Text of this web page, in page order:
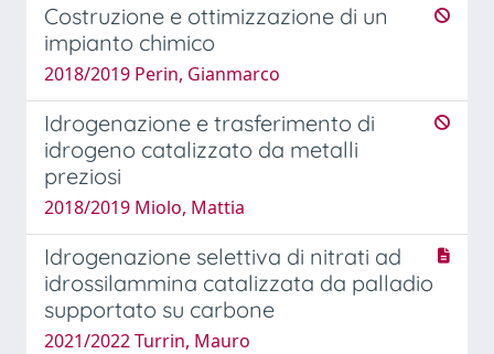
Costruzione e ottimizzazione di un
impianto chimico
2018/2019 Perin, Gianmarco
Idrogenazione e trasferimento di
idrogeno catalizzato da metalli
preziosi
2018/2019 Miolo, Mattia
Idrogenazione selettiva di nitrati ad
idrossilammina catalizzata da palladio
supportato su carbone
2021/2022 Turrin, Mauro